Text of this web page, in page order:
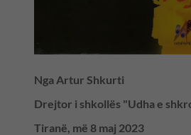
Nga Artur Shkurti
Drejtor i shkollës "Udha e
Tiranë, më 8 maj 2023